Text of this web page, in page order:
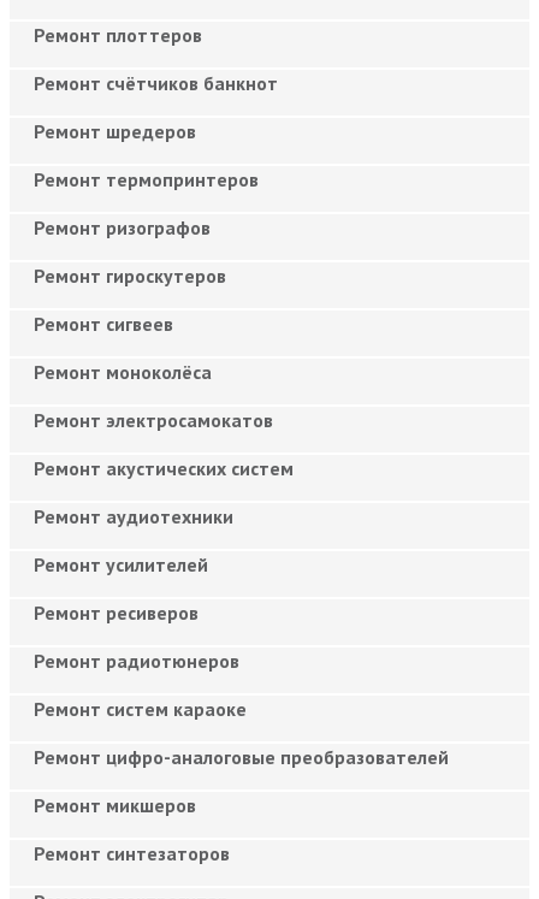
Ремонт плоттеров
Ремонт счётчиков банкнот
Ремонт шредеров
Ремонт термопринтеров
Ремонт ризографов
Ремонт гироскутеров
Ремонт сигвеев
Ремонт моноколёса
Ремонт электросамокатов
Ремонт акустических систем
Ремонт аудиотехники
Ремонт усилителей
Ремонт ресиверов
Ремонт радиотюнеров
Ремонт систем караоке
Ремонт цифро-аналоговые преобразователей
Ремонт микшеров
Ремонт синтезаторов